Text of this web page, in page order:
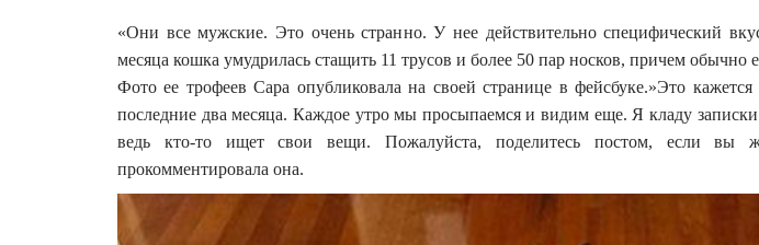
«Они все мужские. Это очень странно. У нее действительно специфический
месяца кошка умудрилась стащить 11 трусов и более 50 пар носков, причем обычно
Фото ее трофеев Сара опубликовала на своей странице в фейсбуке.»Это
последние два месяца. Каждое утро мы просыпаемся и видим еще. Я кладу
ведь кто-то ищет свои вещи. Пожалуйста, поделитесь постом, если
прокомментировала она.